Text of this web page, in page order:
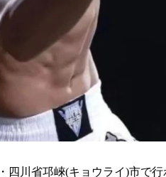
四川省邛崍(キョウライ)市で